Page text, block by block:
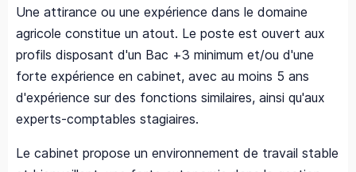
Une attirance ou une expérience dans le domaine
agricole constitue un atout. Le poste est ouvert aux
profils disposant d'un Bac +3 minimum et/ou d'une
forte expérience en cabinet, avec au moins 5 ans
d'expérience sur des fonctions similaires, ainsi qu'aux
experts‑comptables stagiaires.
Le cabinet propose un environnement de travail stable